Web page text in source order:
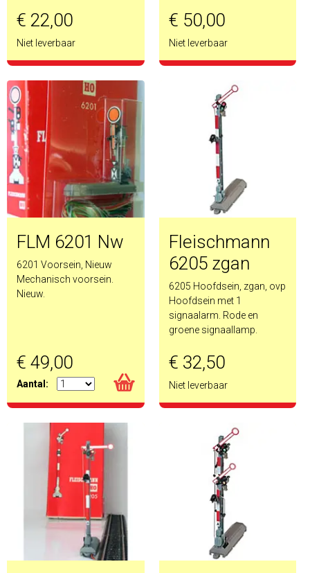
€ 22,00
Niet leverbaar
€ 50,00
Niet leverbaar
FLM 6201 Nw
6201 Voorsein, Nieuw
Mechanisch voorsein.
Nieuw.
€ 49,00
Aantal:
Fleischmann
6205 zgan
6205 Hoofdsein, zgan, ovp
Hoofdsein met 1
signaalarm. Rode en
groene signaallamp.
€ 32,50
Niet leverbaar